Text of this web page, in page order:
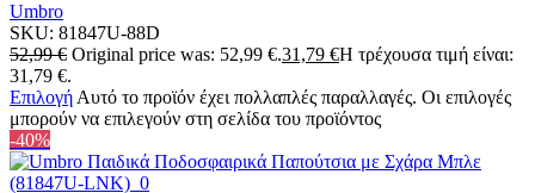
Umbro
SKU: 81847U-88D
52,99€ Original price was: 52,99 €.31,79 €Η τρέχουσα τιμή είναι:
31,79 €.
Επιλογή Αυτό το προϊόν έχει πολλαπλές παραλλαγές. Οι επιλογές
μπορούν να επιλεγούν στη σελίδα του προϊόντος
-40%